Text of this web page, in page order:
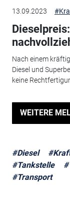
13.09.2023
Nach einem
Diesel und
keine
WEITERE
#Diesel
#Tankstelle
#Transport